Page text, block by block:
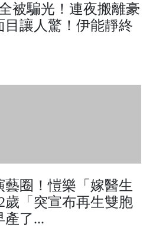
被騙光！連夜搬離豪
目讓人驚！伊能靜終
圈！愷樂「嫁醫生
「突宣布再生雙胞
產了...